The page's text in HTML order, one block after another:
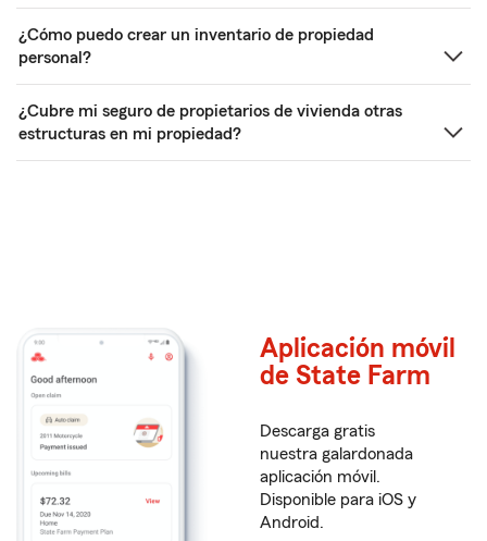
¿Cómo puedo crear un inventario de propiedad
personal?
¿Cubre mi seguro de propietarios de vivienda otras
estructuras en mi propiedad?
Aplicación móvil
de State Farm
Descarga gratis
nuestra galardonada
aplicación móvil.
Disponible para iOS y
Android.